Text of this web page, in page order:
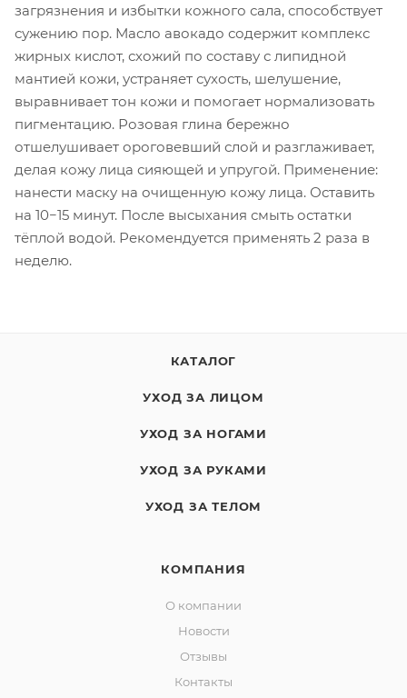
загрязнения и избытки кожного сала, способствует
сужению пор. Масло авокадо содержит комплекс
жирных кислот, схожий по составу с липидной
мантией кожи, устраняет сухость, шелушение,
выравнивает тон кожи и помогает нормализовать
пигментацию. Розовая глина бережно
отшелушивает ороговевший слой и разглаживает,
делая кожу лица сияющей и упругой. Применение:
нанести маску на очищенную кожу лица. Оставить
на 10−15 минут. После высыхания смыть остатки
тёплой водой. Рекомендуется применять 2 раза в
неделю.
КАТАЛОГ
УХОД ЗА ЛИЦОМ
УХОД ЗА НОГАМИ
УХОД ЗА РУКАМИ
УХОД ЗА ТЕЛОМ
КОМПАНИЯ
О компании
Новости
Отзывы
Контакты